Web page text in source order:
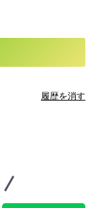
履歴を消す